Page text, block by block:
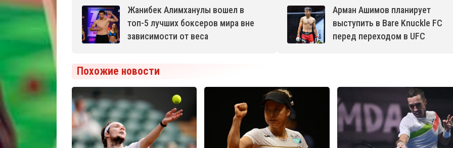
Жанибек Алимханулы вошел в
топ-5 лучших боксеров мира вне
зависимости от веса
Арман Ашимов планирует
выступить в Bare Knuckle FC
перед переходом в UFC
Похожие новости